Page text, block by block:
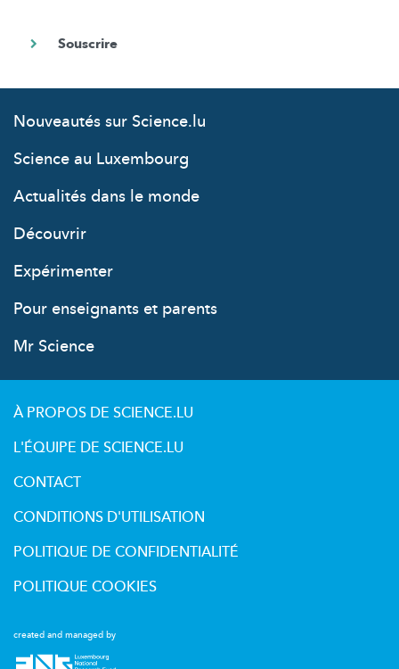
Nouveautés sur Science.lu
Science au Luxembourg
Actualités dans le monde
Découvrir
Expérimenter
Pour enseignants et parents
Mr Science
created and managed by
À PROPOS DE SCIENCE.LU
L'ÉQUIPE DE SCIENCE.LU
CONTACT
CONDITIONS D'UTILISATION
POLITIQUE DE CONFIDENTIALITÉ
POLITIQUE COOKIES